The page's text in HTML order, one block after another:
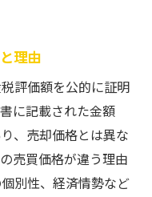
理由
評価額を公的に証明
に記載された金額
、売却価格とは異な
売買価格が違う理由
別性、経済情勢など